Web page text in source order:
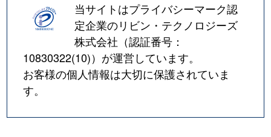
当サイトはプライバシーマーク認
定企業のリビン・テクノロジーズ
株式会社（認証番号：
10830322(10)）が運営しています。
お客様の個人情報は大切に保護されていま
す。